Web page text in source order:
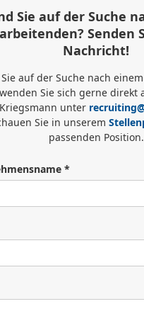
Sie auf der Suche
Senden
Nachricht!
auf der Suche nach einem
Sie sich gerne direkt
unter
Sie in unserem
passenden Position.
*